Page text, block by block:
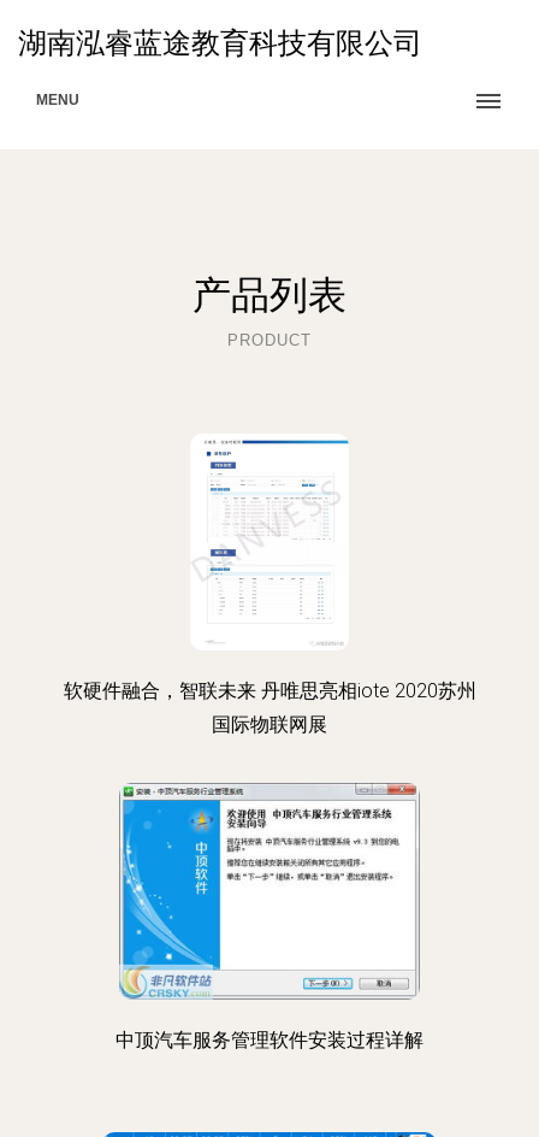
湖南泓睿蓝途教育科技有限公司
MENU
产品列表
PRODUCT
软硬件融合，智联未来 丹唯思亮相iote 2020苏州
国际物联网展
中顶汽车服务管理软件安装过程详解